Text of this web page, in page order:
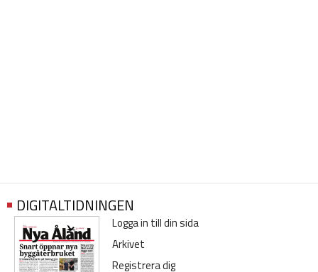
DIGITALTIDNINGEN
Logga in till din sida
Arkivet
Registrera dig